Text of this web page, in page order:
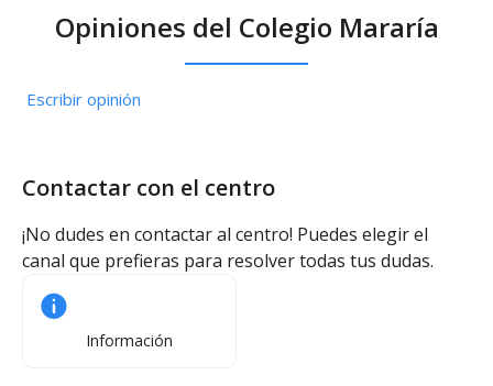
Opiniones del Colegio Mararía
Escribir opinión
Contactar con el centro
¡No dudes en contactar al centro! Puedes elegir el
canal que prefieras para resolver todas tus dudas.
Información